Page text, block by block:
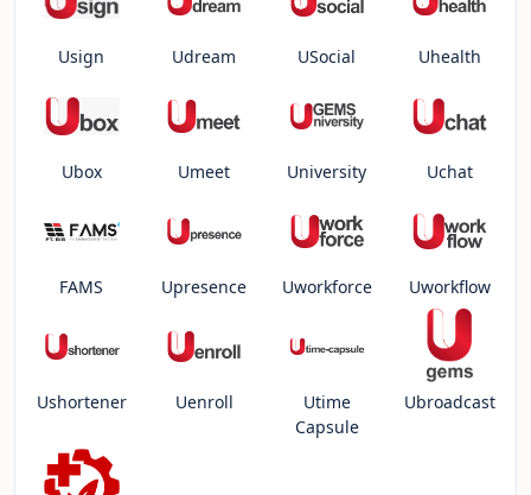
Usign Udream USocial Uhealth
Ubox Umeet University Uchat
FAMS Upresence Uworkforce Uworkflow
Ushortener Uenroll
Utime
Capsule
Ubroadcast